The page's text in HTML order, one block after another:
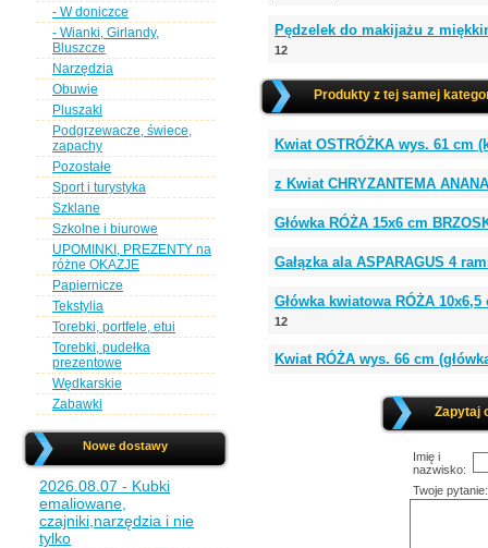
- W doniczce
- Wianki, Girlandy,
Bluszcze
Narzędzia
Obuwie
Pluszaki
Podgrzewacze, świece,
zapachy
Pozostałe
Sport i turystyka
Szklane
Szkolne i biurowe
UPOMINKI, PREZENTY na
różne OKAZJE
Papiernicze
Tekstylia
Torebki, portfele, etui
Torebki, pudełka
prezentowe
Wędkarskie
Zabawki
Nowe dostawy
2026.08.07 - Kubki
emaliowane,
czajniki,narzędzia i nie
tylko
Pędzelek do makijażu z
12
Produkty z tej samej
Kwiat OSTRÓŻKA wys. 61 cm
z Kwiat CHRYZANTEMA
Główka RÓŻA 15x6 cm
Gałązka ala ASPARAGUS 4
Główka kwiatowa RÓŻA 10x6,5
12
Kwiat RÓŻA wys. 66 cm
Zapytaj
Imię i
nazwisko:
Twoje pytanie: